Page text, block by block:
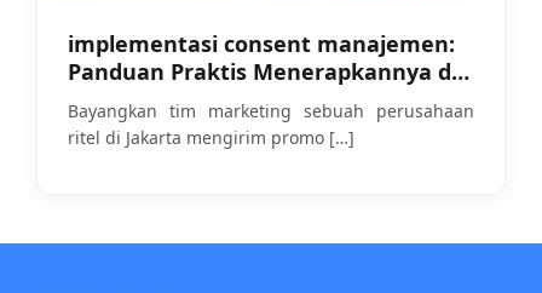
implementasi consent manajemen:
Panduan Praktis Menerapkannya di
Tengah Penegakan UU PDP
Bayangkan tim marketing sebuah perusahaan
ritel di Jakarta mengirim promo […]